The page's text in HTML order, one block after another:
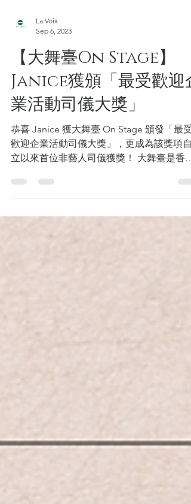
La Voix
Sep 6, 2023
【大舞臺On Stage】
Janice獲頒「最受歡迎企
業活動司儀大獎」
恭喜 Janice 獲大舞臺 On Stage 頒發「最受
歡迎企業活動司儀大獎」，更成為該獎項自
立以來首位非藝人司儀獲獎！ 大舞臺是香港
其35周年慶祝酒會上，頒發了五年一屆的最